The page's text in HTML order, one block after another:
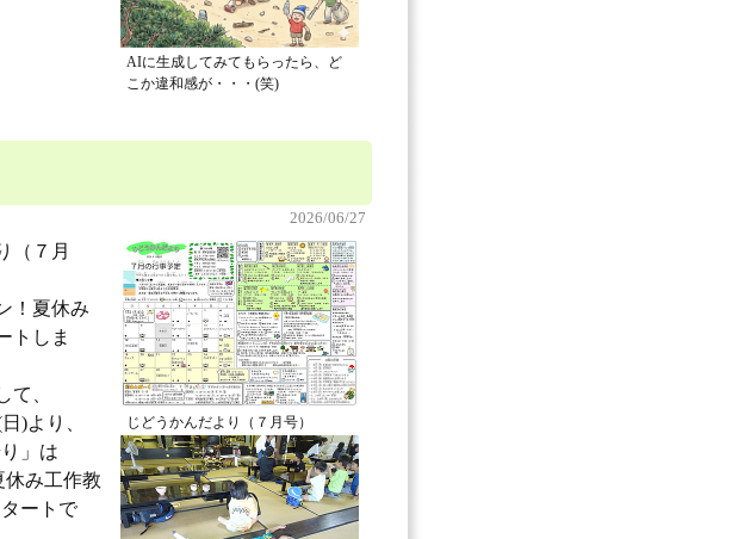
AIに生成してみてもらったら、ど
こか違和感が・・・(笑)
2026/06/27
じどうかんだより（７月号）
（７月
！夏休み
トしま
て、
)より、
」は
休み工作教
ートで